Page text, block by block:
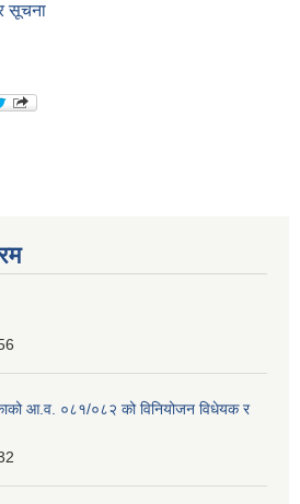
सूचना
आ.व. ०८१/०८२ को विनियोजन विधेयक र